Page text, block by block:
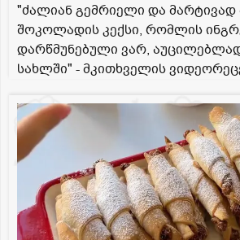
"ძალიან გემრიელი და მარტივად
შოკოლადის კექსი, რომლის
დარწმუნებული ვარ,
სახლში" - მკითხველის